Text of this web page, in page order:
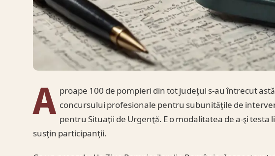
A proape 100 de pompieri din tot judeţul s-au întrecut
concursului profesionale pentru subunităţile de
pentru Situaţii de Urgenţă. E o modalitatea de a-şi testa
susţin participanţii.